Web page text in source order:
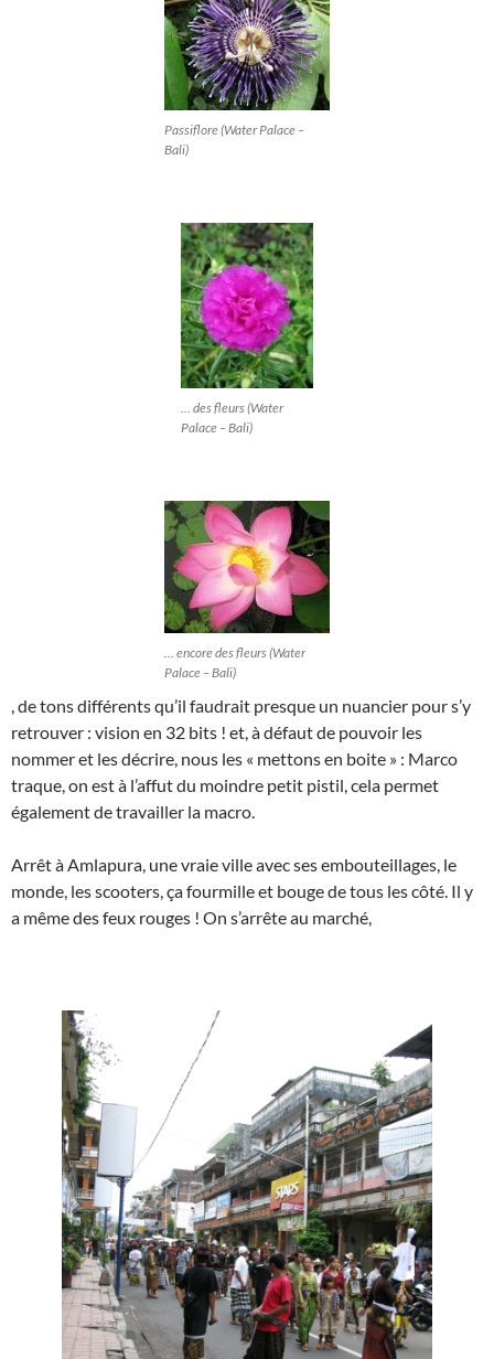
Passiflore (Water Palace –
Bali)
… des fleurs (Water
Palace – Bali)
… encore des fleurs (Water
Palace – Bali)
, de tons différents qu’il faudrait presque un nuancier pour s’y
retrouver : vision en 32 bits ! et, à défaut de pouvoir les
nommer et les décrire, nous les « mettons en boite » : Marco
traque, on est à l’affut du moindre petit pistil, cela permet
également de travailler la macro.
Arrêt à Amlapura, une vraie ville avec ses embouteillages, le
monde, les scooters, ça fourmille et bouge de tous les côté. Il y
a même des feux rouges ! On s’arrête au marché,